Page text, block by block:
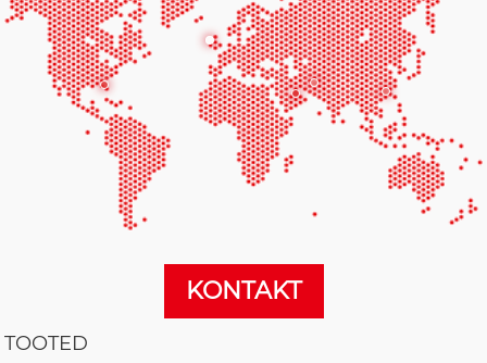
KONTAKT
TOOTED